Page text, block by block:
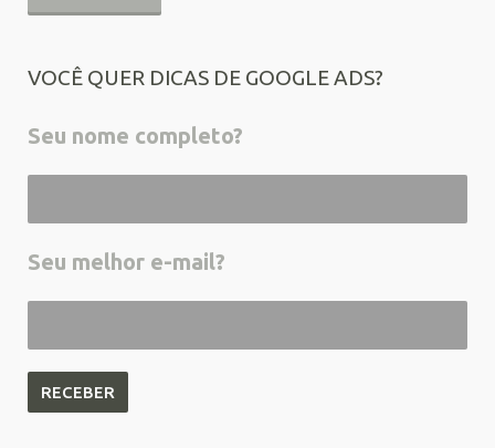
VOCÊ QUER DICAS DE GOOGLE ADS?
Seu nome completo?
Seu melhor e-mail?